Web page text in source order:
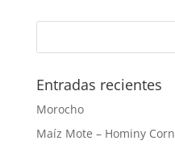
Entradas recientes
Morocho
Maíz Mote – Hominy Corn